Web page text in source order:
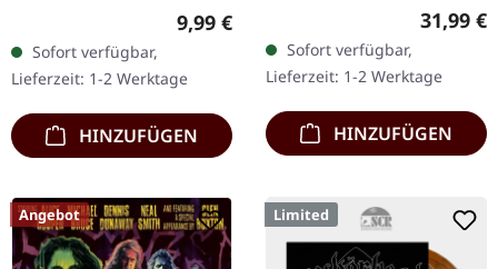
18.05.2007, auf Sony
Music. CD im Jewelcase.
Nach einer sechsjährigen
Pause von…
Regulärer Preis:
9,99 €
Sofort verfügbar,
Lieferzeit: 1-2 Werktage
HINZUFÜGEN
Released. Schwarzes
Doppel-Vinyl im Gatefold-
Cover mit fettem, 20-
seitigem Booklet.…
31,99 €
Sofort verfügbar,
Lieferzeit: 1-2 Werktage
HINZUFÜGEN
Angebot Limited